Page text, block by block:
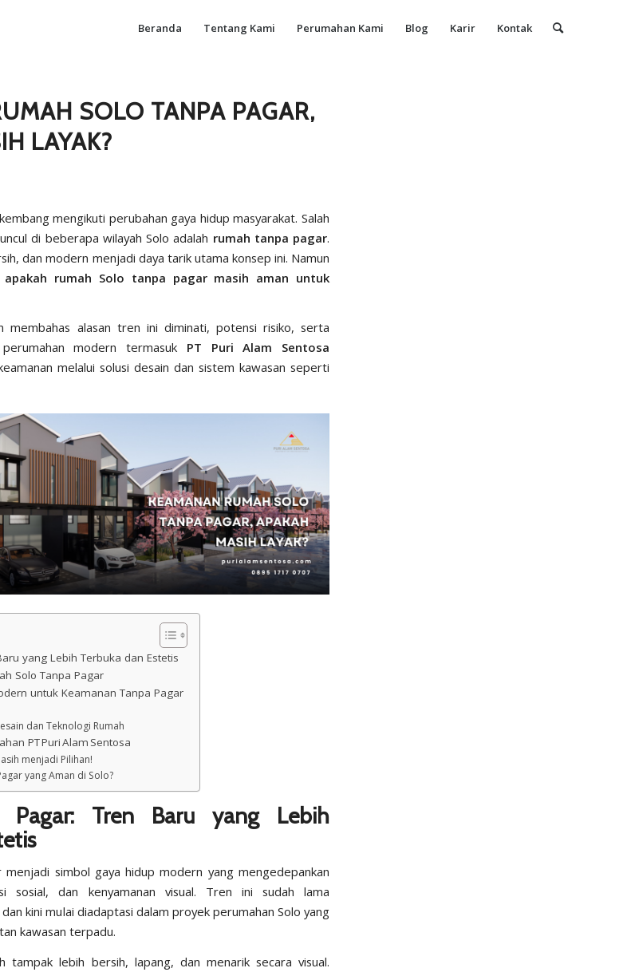
Beranda Tentang Kami Perumahan Kami Blog Karir Kontak
SOLO TANPA PAGAR,
LAYAK?
mengikuti perubahan gaya hidup masyarakat. Salah
di beberapa wilayah Solo adalah rumah tanpa pagar.
dan modern menjadi daya tarik utama konsep ini. Namun
apakah rumah Solo tanpa pagar masih aman untuk
membahas alasan tren ini diminati, potensi risiko, serta
modern termasuk PT Puri Alam Sentosa
melalui solusi desain dan sistem kawasan seperti
yang Lebih Terbuka dan Estetis
Solo Tanpa Pagar
untuk Keamanan Tanpa Pagar
dan Teknologi Rumah
PT Puri Alam Sentosa
menjadi Pilihan!
yang Aman di Solo?
Pagar: Tren Baru yang Lebih
simbol gaya hidup modern yang mengedepankan
sosial, dan kenyamanan visual. Tren ini sudah lama
kini mulai diadaptasi dalam proyek perumahan Solo yang
kawasan terpadu.
tampak lebih bersih, lapang, dan menarik secara visual.